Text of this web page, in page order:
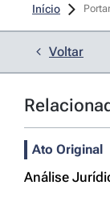
Início
Voltar
Ato Original
Análise